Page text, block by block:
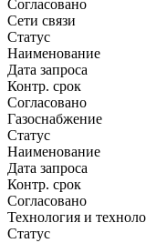
Согласовано
Сети связи
Статус
Наименование
Дата запроса
Контр. срок
Согласовано
Газоснабжение
Статус
Наименование
Дата запроса
Контр. срок
Согласовано
Технология и
Статус